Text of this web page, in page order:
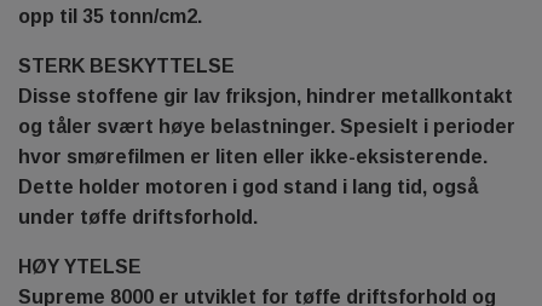
opp til 35 tonn/cm2.
STERK BESKYTTELSE
Disse stoffene gir lav friksjon, hindrer metallkontakt
og tåler svært høye belastninger. Spesielt i perioder
hvor smørefilmen er liten eller ikke-eksisterende.
Dette holder motoren i god stand i lang tid, også
under tøffe driftsforhold.
HØY YTELSE
Supreme 8000 er utviklet for tøffe driftsforhold og